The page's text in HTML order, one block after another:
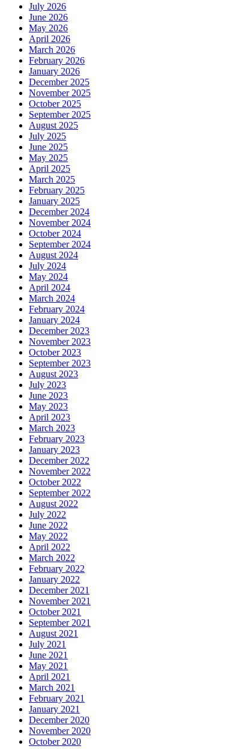
July 2026
June 2026
May 2026
April 2026
March 2026
February 2026
January 2026
December 2025
November 2025
October 2025
September 2025
August 2025
July 2025
June 2025
May 2025
April 2025
March 2025
February 2025
January 2025
December 2024
November 2024
October 2024
September 2024
August 2024
July 2024
May 2024
April 2024
March 2024
February 2024
January 2024
December 2023
November 2023
October 2023
September 2023
August 2023
July 2023
June 2023
May 2023
April 2023
March 2023
February 2023
January 2023
December 2022
November 2022
October 2022
September 2022
August 2022
July 2022
June 2022
May 2022
April 2022
March 2022
February 2022
January 2022
December 2021
November 2021
October 2021
September 2021
August 2021
July 2021
June 2021
May 2021
April 2021
March 2021
February 2021
January 2021
December 2020
November 2020
October 2020